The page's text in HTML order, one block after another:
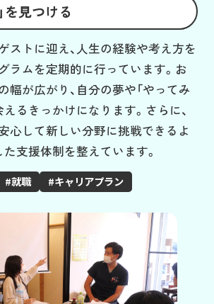
を見つける
ストに迎え、人生の経験や考え方を
ラムを定期的に行っています。お
幅が広がり、自分の夢や「やってみ
るきっかけになります。さらに、
心して新しい分野に挑戦できるよ
た支援体制を整えています。
就職
キャリアプラン